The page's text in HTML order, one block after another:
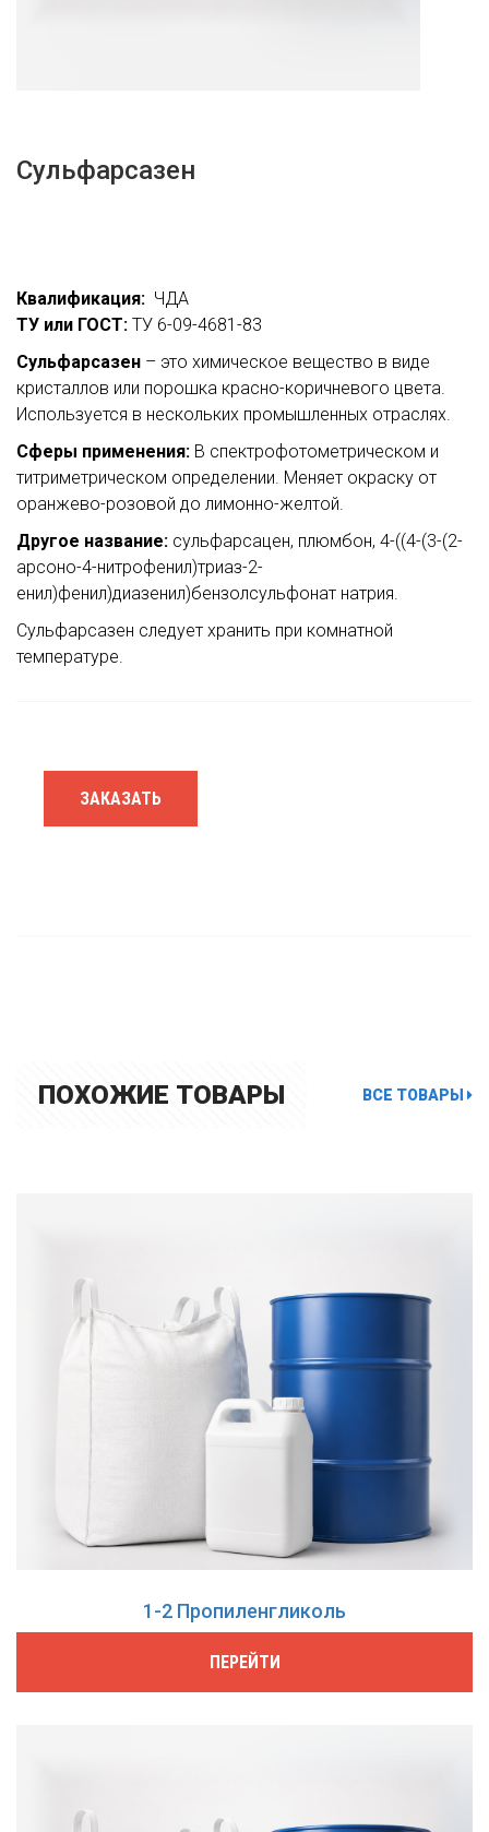
Сульфарсазен
Квалификация: ЧДА
ТУ или ГОСТ: ТУ 6-09-4681-83
Сульфарсазен – это химическое вещество в виде
кристаллов или порошка красно-коричневого цвета.
Используется в нескольких промышленных отраслях.
Сферы применения: В спектрофотометрическом и
титриметрическом определении. Меняет окраску от
оранжево-розовой до лимонно-желтой.
Другое название: сульфарсацен, плюмбон, 4-((4-(3-(2-
арсоно-4-нитрофенил)триаз-2-
енил)фенил)диазенил)бензолсульфонат натрия.
Сульфарсазен следует хранить при комнатной
температуре.
ЗАКАЗАТЬ
ПОХОЖИЕ ТОВАРЫ ВСЕ ТОВАРЫ
1-2 Пропиленгликоль
ПЕРЕЙТИ